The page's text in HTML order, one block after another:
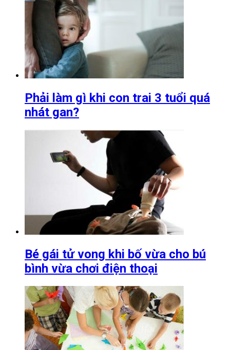
Phải làm gì khi con trai 3 tuổi quá
nhát gan?
Bé gái tử vong khi bố vừa cho bú
bình vừa chơi điện thoại